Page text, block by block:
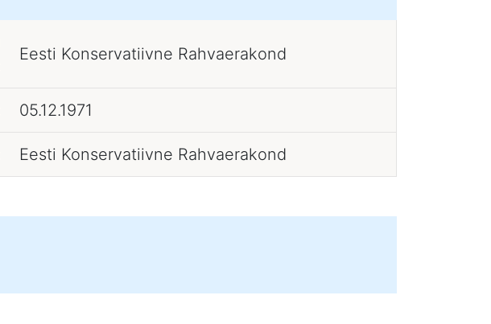
Eesti Konservatiivne Rahvaerakond
05.12.1971
Eesti Konservatiivne Rahvaerakond